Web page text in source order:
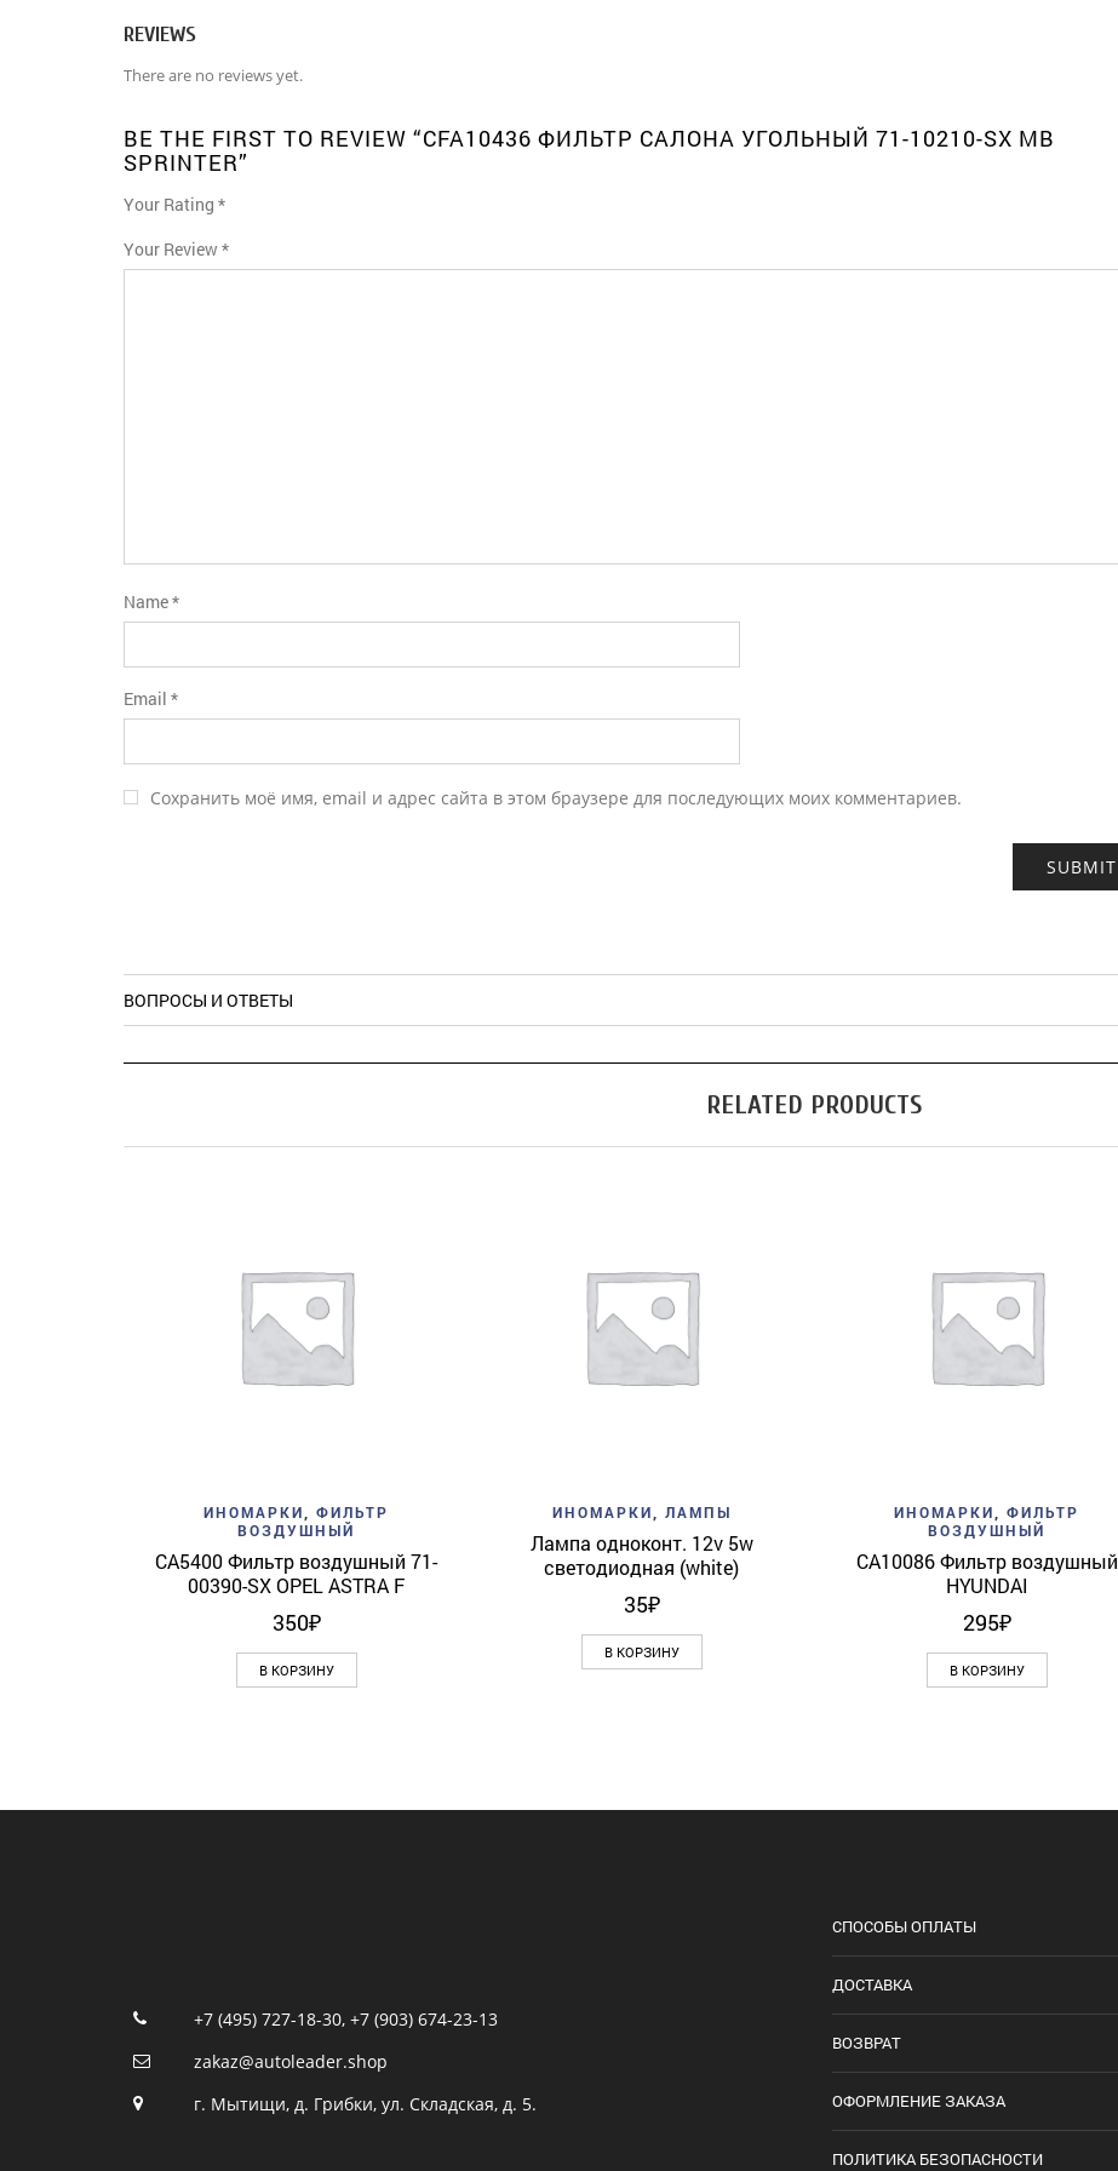
REVIEWS
There are no reviews yet.
BE THE FIRST TO REVIEW “CFA10436 ФИЛЬТР САЛОНА УГОЛЬНЫЙ 71-10210-SX MB
SPRINTER”
Your Rating *
Your Review *
Name*
Email *
Сохранить моё имя, email и адрес сайта в этом браузере для последующих моих комментариев.
ВОПРОСЫ И ОТВЕТЫ
RELATED PRODUCTS
Add to wishlist Quick View
ИНОМАРКИ
ФИЛЬТР
ВОЗДУШНЫЙ
CA5400 Фильтр воздушный 71-
00390-SX OPEL ASTRA F
350₽
В КОРЗИНУ
Add to wishlist Quick View
ИНОМАРКИ ЛАМПЫ
Лампа одноконт. 12v 5w
светодиодная (white)
35₽
В КОРЗИНУ
Add to wishlist Quick View
ИНОМАРКИ
ФИЛЬТР
ВОЗДУШНЫЙ
CA10086 Фильтр воздушный
HYUNDAI
295₽
В КОРЗИНУ
+7 (495) 727-18-30, +7 (903) 674-23-13
zakaz@autoleader.shop
г. Мытищи, д. Грибки, ул. Складская, д. 5.
СПОСОБЫ ОПЛАТЫ
ДОСТАВКА
ВОЗВРАТ
ОФОРМЛЕНИЕ ЗАКАЗА
ПОЛИТИКА БЕЗОПАСНОСТИ